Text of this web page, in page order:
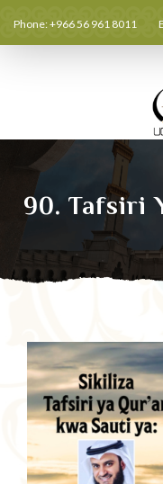
Phone: +966 56 961 8011
90. Tafsiri